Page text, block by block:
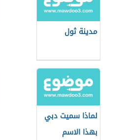
مدينة ثول
لماذا سميت دبي
بهذا الاسم